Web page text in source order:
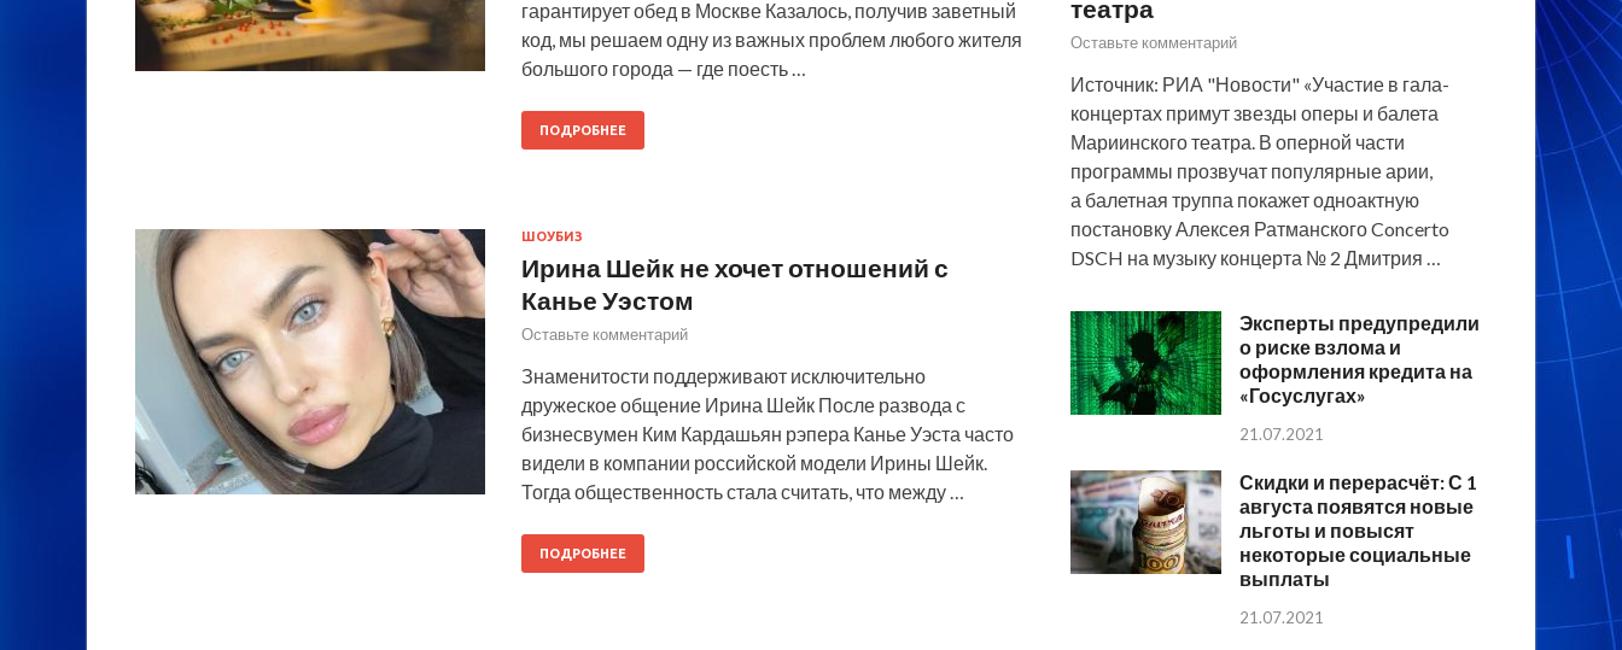
гарантирует обед в Москве Казалось, получив заветный
код, мы решаем одну из важных проблем любого жителя
большого города — где поесть …
ПОДРОБНЕЕ
ШОУБИЗ
Ирина Шейк не хочет отношений с
Канье Уэстом
Оставьте комментарий
Знаменитости поддерживают исключительно
дружеское общение Ирина Шейк После развода с
бизнесвумен Ким Кардашьян рэпера Канье Уэста часто
видели в компании российской модели Ирины Шейк.
Тогда общественность стала считать, что между …
ПОДРОБНЕЕ
театра
Оставьте комментарий
Источник: РИА "Новости" «Участие в гала-
концертах примут звезды оперы и балета
Мариинского театра. В оперной части
программы прозвучат популярные арии,
а балетная труппа покажет одноактную
постановку Алексея Ратманского Concerto
DSCH на музыку концерта № 2 Дмитрия …
Эксперты предупредили
о риске взлома и
оформления кредита на
«Госуслугах»
21.07.2021
Скидки и перерасчёт: С 1
августа появятся новые
льготы и повысят
некоторые социальные
выплаты
21.07.2021